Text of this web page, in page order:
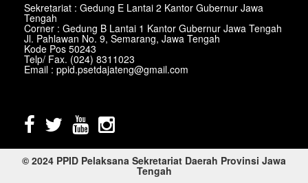
Sekretariat : Gedung E Lantai 2 Kantor Gubernur Jawa
Tengah
Corner : Gedung B Lantai 1 Kantor Gubernur Jawa Tengah
Jl. Pahlawan No. 9, Semarang, Jawa Tengah
Kode Pos 50243
Telp/ Fax. (024) 8311023
Email : ppid.psetdajateng@gmail.com
© 2024 PPID Pelaksana Sekretariat Daerah Provinsi Jawa
Tengah